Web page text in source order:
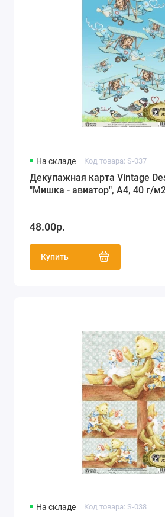
На складе Код товара: S-037
Декупажная карта Vintage
"Мишка - авиатор", А4, 40 г/
48.00р.
Купить
На складе Код товара: S-038